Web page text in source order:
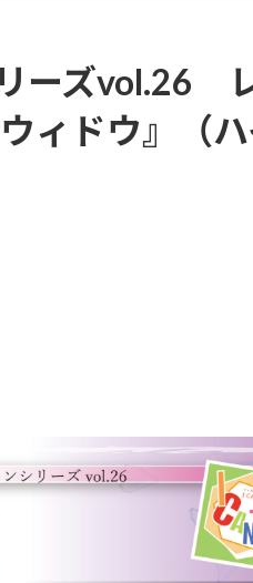
ーズvol.26
ィドウ』（